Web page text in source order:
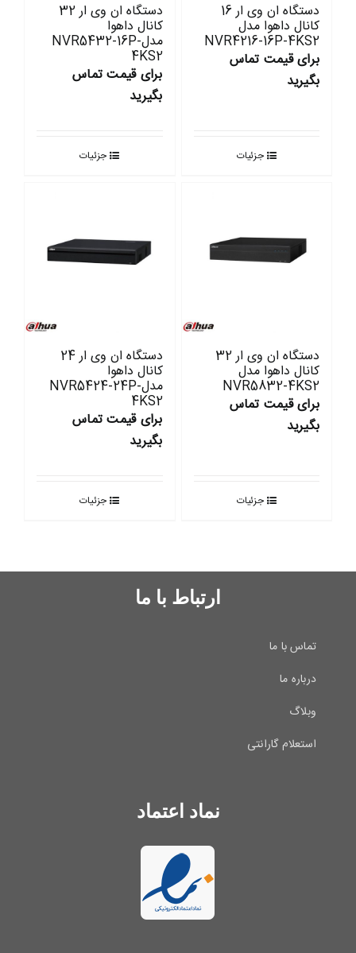
دستگاه ان وی ار 16
کانال داهوا مدل
NVR4216-16P-4KS2
برای قیمت تماس
بگیرید
جزئیات
دستگاه ان وی ار 32
کانال داهوا
مدلNVR5432-16P-
4KS2
برای قیمت تماس
بگیرید
جزئیات
دستگاه ان وی ار 32
کانال داهوا مدل
NVR5832-4KS2
برای قیمت تماس
بگیرید
جزئیات
دستگاه ان وی ار 24
کانال داهوا
مدلNVR5424-24P-
4KS2
برای قیمت تماس
بگیرید
جزئیات
ارتباط با ما
تماس با ما
درباره ما
وبلاگ
استعلام گارانتی
نماد اعتماد